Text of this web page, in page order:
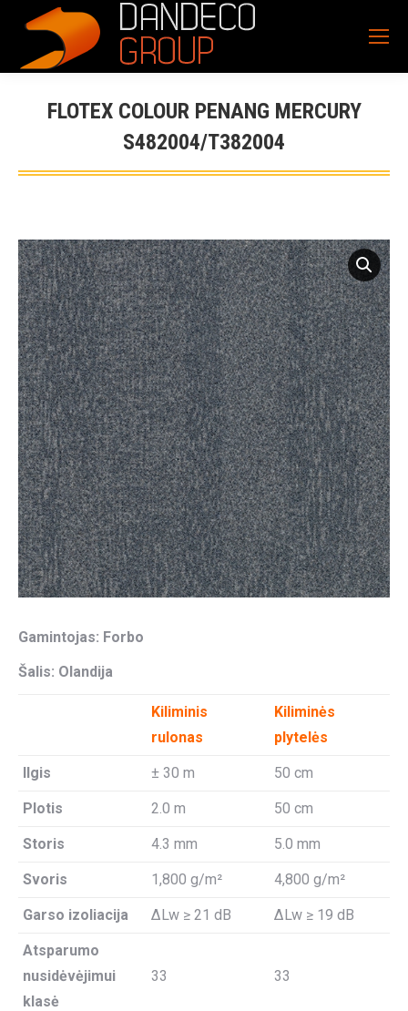
FLOTEX COLOUR PENANG MERCURY
S482004/T382004
Gamintojas: Forbo
Šalis: Olandija
Kiliminis
rulonas
Kiliminės
plytelės
Ilgis ± 30 m 50 cm
Plotis 2.0 m 50 cm
Storis 4.3 mm 5.0 mm
Svoris 1,800 g/m² 4,800 g/m²
Garso izoliacija ΔLw ≥ 21 dB ΔLw ≥ 19 dB
Atsparumo
nusidėvėjimui
klasė
33 33